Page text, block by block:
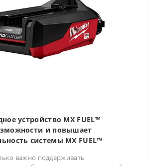
устройство MX FUEL™
и повышает
системы MX FUEL™
важно поддерживать